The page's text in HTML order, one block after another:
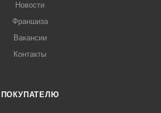
Новости
Франшиза
Вакансии
Контакты
ПОКУПАТЕЛЮ